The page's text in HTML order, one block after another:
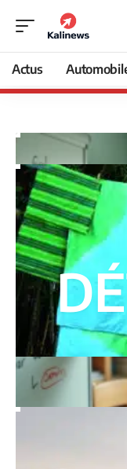
Actus
Teindre
avec